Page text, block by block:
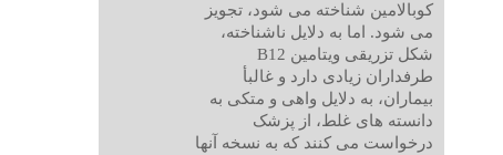
کوبالامین شناخته می شود، تجویز
می شود. اما به دلایل ناشناخته،
شکل تزریقی ویتامین B12
طرفداران زیادی دارد و غالبأ
بیماران، به دلایل واهی و متکی به
دانسته های غلط، از پزشک
درخواست می کنند که به نسخه آنها